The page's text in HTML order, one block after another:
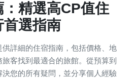
精選高CP值住
首選指南
詳細的住宿指南，包括價格、地
客找到最適合的旅館。從預算到
您的所有疑問，並分享個人經驗